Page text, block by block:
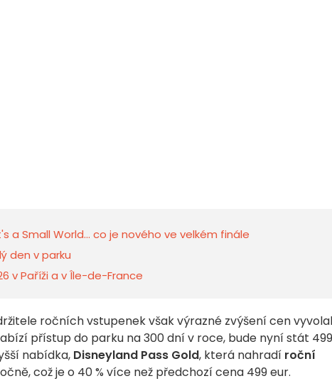
a Small World... co je nového ve velkém finále
den v parku
v Paříži a v Île-de-France
ročních vstupenek však výrazné zvýšení cen
přístup do parku na 300 dní v roce, bude nyní stát 499
nabídka, Disneyland Pass Gold, která nahradí roční
což je o 40 % více než předchozí cena 499 eur.